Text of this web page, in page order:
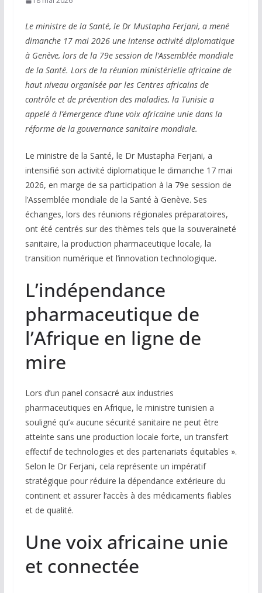
Le ministre de la Santé, le Dr Mustapha Ferjani, a mené
dimanche 17 mai 2026 une intense activité diplomatique
à Genève, lors de la 79e session de l’Assemblée mondiale
de la Santé. Lors de la réunion ministérielle africaine de
haut niveau organisée par les Centres africains de
contrôle et de prévention des maladies, la Tunisie a
appelé à l’émergence d’une voix africaine unie dans la
réforme de la gouvernance sanitaire mondiale.
Le ministre de la Santé, le Dr Mustapha Ferjani, a
intensifié son activité diplomatique le dimanche 17 mai
2026, en marge de sa participation à la 79e session de
l’Assemblée mondiale de la Santé à Genève. Ses
échanges, lors des réunions régionales préparatoires,
ont été centrés sur des thèmes tels que la souveraineté
sanitaire, la production pharmaceutique locale, la
transition numérique et l’innovation technologique.
L’indépendance
pharmaceutique de
l’Afrique en ligne de
mire
Lors d’un panel consacré aux industries
pharmaceutiques en Afrique, le ministre tunisien a
souligné qu’« aucune sécurité sanitaire ne peut être
atteinte sans une production locale forte, un transfert
effectif de technologies et des partenariats équitables ».
Selon le Dr Ferjani, cela représente un impératif
stratégique pour réduire la dépendance extérieure du
continent et assurer l’accès à des médicaments fiables
et de qualité.
Une voix africaine unie
et connectée